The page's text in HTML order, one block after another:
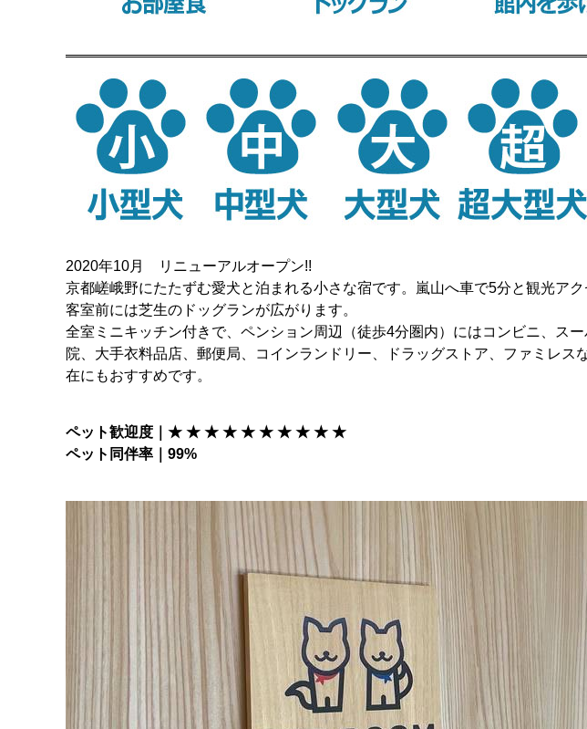
2020年10月 リニューアルオープン!!
京都嵯峨野にたたずむ愛犬と泊まれる小さな宿です。嵐山へ車で5分と観光アク
客室前には芝生のドッグランが広がります。
全室ミニキッチン付きで、ペンション周辺（徒歩4分圏内）にはコンビニ、ス
院、大手衣料品店、郵便局、コインランドリー、ドラッグストア、ファミレス
在にもおすすめです。
ペット歓迎度｜★ ★ ★ ★ ★ ★ ★ ★ ★ ★
ペット同伴率｜99%